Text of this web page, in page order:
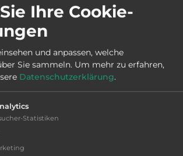
Öffnungszeiten: Apr. bis Okt.
:
Ihre Cookie-
und anpassen, welche
Sie sammeln. Um mehr zu erfahren,
Datenschutzerklärung.
Statistiken